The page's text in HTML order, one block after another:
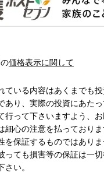
価格表示に関して
ている内容はあくまでも
あり、実際の投資にあた
行って下さいますよう、
細心の注意を払っており
を保証するものではあり
っても損害等の保証は一
い。